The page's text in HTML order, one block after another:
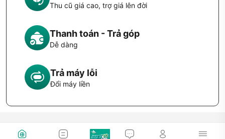
Thu cũ giá cao, trợ giá lên đời
Thanh toán - Trả góp
Dễ dàng
Trả máy lỗi
Đổi máy liền